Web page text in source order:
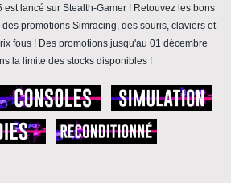
est lancé sur Stealth-Gamer ! Retouvez les bons
des promotions Simracing, des souris, clavierset
fous ! Des promotions jusqu'au 01 décembre
la limite des stocks disponibles !